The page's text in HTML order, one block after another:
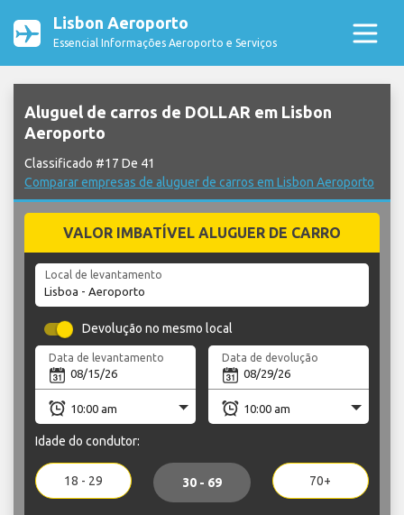
Lisbon Aeroporto
Essencial Informações Aeroporto e Serviços
Aluguel de carros de DOLLAR em Lisbon
Aeroporto
Classificado #17 De 41
Comparar empresas de aluguer de carros em Lisbon Aeroporto
VALOR IMBATÍVEL ALUGUER DE CARRO
Local de levantamento
Devolução no mesmo local
Data de levantamento Data de devolução
Idade do condutor:
18 - 29 30 - 69 70+